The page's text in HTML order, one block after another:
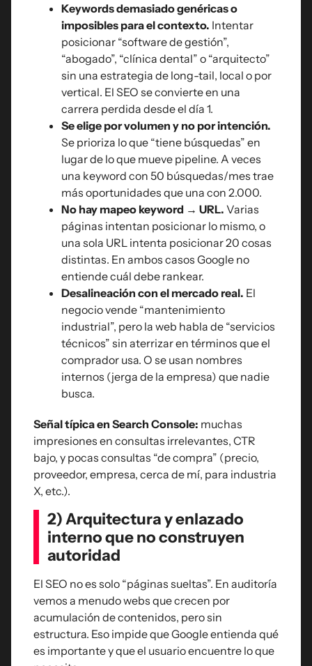
Keywords demasiado genéricas o
imposibles para el contexto. Intentar
posicionar “software de gestión”,
“abogado”, “clínica dental” o “arquitecto”
sin una estrategia de long-tail, local o por
vertical. El SEO se convierte en una
carrera perdida desde el día 1.
Se elige por volumen y no por intención.
Se prioriza lo que “tiene búsquedas” en
lugar de lo que mueve pipeline. A veces
una keyword con 50 búsquedas/mes trae
más oportunidades que una con 2.000.
No hay mapeo keyword → URL. Varias
páginas intentan posicionar lo mismo, o
una sola URL intenta posicionar 20 cosas
distintas. En ambos casos Google no
entiende cuál debe rankear.
Desalineación con el mercado real. El
negocio vende “mantenimiento
industrial”, pero la web habla de “servicios
técnicos” sin aterrizar en términos que el
comprador usa. O se usan nombres
internos (jerga de la empresa) que nadie
busca.
Señal típica en Search Console: muchas
impresiones en consultas irrelevantes, CTR
bajo, y pocas consultas “de compra” (precio,
proveedor, empresa, cerca de mí, para industria
X, etc.).
2) Arquitectura y enlazado
interno que no construyen
autoridad
El SEO no es solo “páginas sueltas”. En auditoría
vemos a menudo webs que crecen por
acumulación de contenidos, pero sin
estructura. Eso impide que Google entienda qué
es importante y que el usuario encuentre lo que